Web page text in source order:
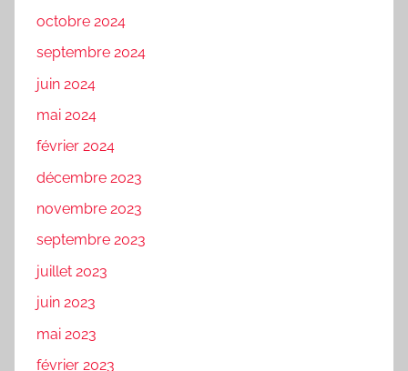
octobre 2024
septembre 2024
juin 2024
mai 2024
février 2024
décembre 2023
novembre 2023
septembre 2023
juillet 2023
juin 2023
mai 2023
février 2023